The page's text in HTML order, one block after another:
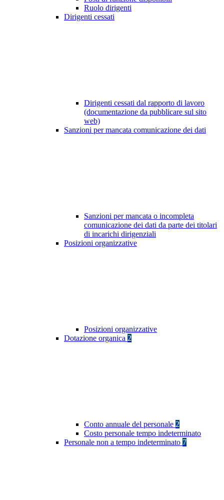
Ruolo dirigenti
Dirigenti cessati
Dirigenti cessati dal rapporto di lavoro
(documentazione da pubblicare sul sito
web)
Sanzioni per mancata comunicazione dei dati
Sanzioni per mancata o incompleta
comunicazione dei dati da parte dei titolari
di incarichi dirigenziali
Posizioni organizzative
Posizioni organizzative
Dotazione organica 2
Conto annuale del personale 2
Costo personale tempo indeterminato
Personale non a tempo indeterminato 7